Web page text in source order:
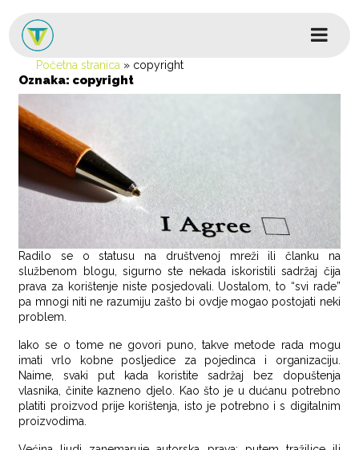
Glavni izbornik
Početna stranica » copyright
Oznaka: copyright
Radilo se o statusu na društvenoj mreži ili članku na
službenom blogu, sigurno ste nekada iskoristili sadržaj čija
prava za korištenje niste posjedovali. Uostalom, to “svi rade”
pa mnogi niti ne razumiju zašto bi ovdje mogao postojati neki
problem.
Iako se o tome ne govori puno, takve metode rada mogu
imati vrlo kobne posljedice za pojedinca i organizaciju.
Naime, svaki put kada koristite sadržaj bez dopuštenja
vlasnika, činite kazneno djelo. Kao što je u dućanu potrebno
platiti proizvod prije korištenja, isto je potrebno i s digitalnim
proizvodima.